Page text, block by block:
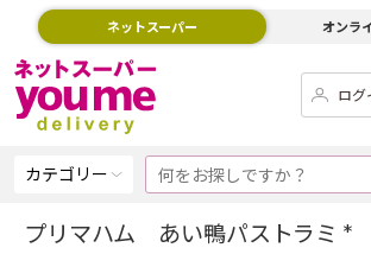
ネットスーパー オンラ
ログ
カテゴリー
プリマハム あい鴨パストラミ *